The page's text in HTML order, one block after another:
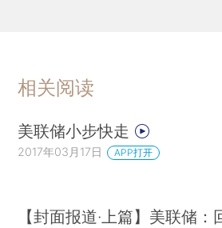
“我们无法保证新的危机不
将经历更少危机，并能从未来危
耶伦的任期将于明年2月
示，会干满这届任期。对于是
相关阅读
美联储小步快走
2017年03月17日 APP打开
【封面报道·上篇】美联储：